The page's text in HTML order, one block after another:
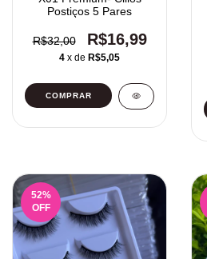
Postiços 5 Pares
R$32,00 R$16,99
4 x de R$5,05
52%
OFF